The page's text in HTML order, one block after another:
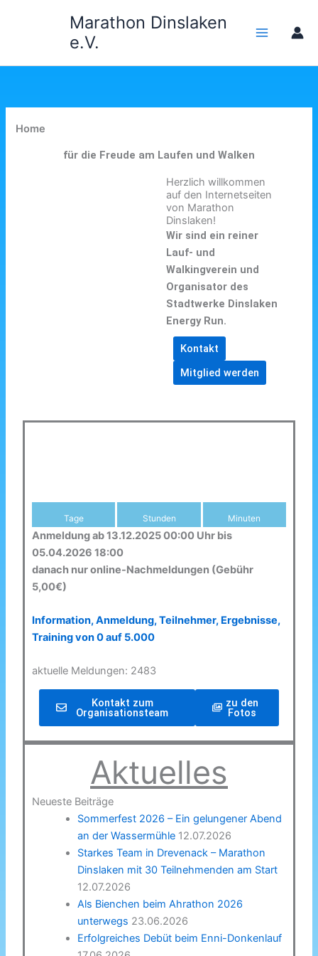
Marathon Dinslaken
e.V.
Home
für die Freude am Laufen und Walken
Herzlich willkommen
auf den Internetseiten
von Marathon
Dinslaken!
Wir sind ein reiner
Lauf- und
Walkingverein und
Organisator des
Stadtwerke Dinslaken
Energy Run.
Kontakt
Mitglied werden
Tage Stunden Minuten
Anmeldung ab 13.12.2025 00:00 Uhr bis
05.04.2026 18:00
danach nur online-Nachmeldungen (Gebühr
5,00€)
Information, Anmeldung, Teilnehmer, Ergebnisse,
Training von 0 auf 5.000
aktuelle Meldungen: 2483
Kontakt zum
Organisationsteam
zu den
Fotos
Aktuelles
Neueste Beiträge
Sommerfest 2026 – Ein gelungener Abend
an der Wassermühle 12.07.2026
Starkes Team in Drevenack – Marathon
Dinslaken mit 30 Teilnehmenden am Start
12.07.2026
Als Bienchen beim Ahrathon 2026
unterwegs 23.06.2026
Erfolgreiches Debüt beim Enni-Donkenlauf